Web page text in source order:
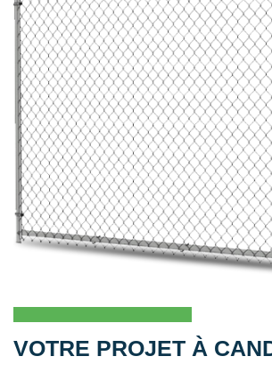
VOTRE PROJET À